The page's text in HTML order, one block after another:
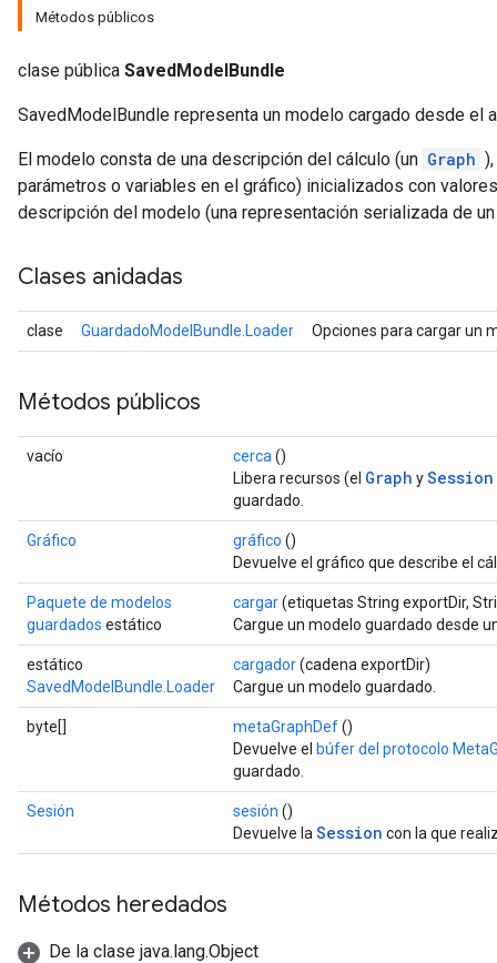
Métodos públicos
clase pública SavedModelBundle
SavedModelBundle representa un modelo cargado desde el
El modelo consta de una descripción del cálculo (un Graph
parámetros o variables en el gráfico) inicializados con
descripción del modelo (una representación serializada de
Clases anidadas
clase GuardadoModelBundle.Loader Opciones para cargar un
Métodos públicos
vacío cerca ()
Libera recursos (el Graph ySession
guardado.
Gráfico gráfico ()
Devuelve el gráfico que describe el
Paquete de modelos
guardados estático
cargar(etiquetas String exportDir,
Cargue un modelo guardado desde
estático
SavedModelBundle.Loader
cargador(cadena exportDir)
Cargue un modelo guardado.
byte[] metaGraphDef()
Devuelve el búfer del protocolo
guardado.
Sesión sesión ()
Devuelve la Session con la que
Métodos heredados
De la clase java.lang.Object